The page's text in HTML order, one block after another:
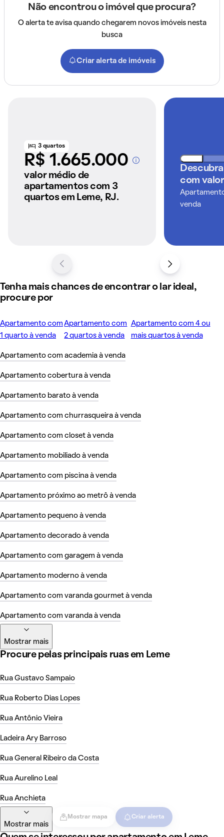
Mostrar mapa Criar alerta
Não encontrou o imóvel que procura?
O alerta te avisa quando chegarem novos imóveis nesta
busca
Criar alerta de imóveis
3 quartos
R$ 1.665.000A partir dos imóveis
valor médio de
apartamentos com 3
quartos em Leme, RJ.
com
venda
Tenha mais chances de encontrar o lar ideal,
procure por
Apartamento com
1 quarto à venda
Apartamento com
2 quartos à venda
Apartamento com 4 ou
mais quartos à venda
Apartamento com academia à venda
Apartamento cobertura à venda
Apartamento barato à venda
Apartamento com churrasqueira à venda
Apartamento com closet à venda
Apartamento mobiliado à venda
Apartamento com piscina à venda
Apartamento próximo ao metrô à venda
Apartamento pequeno à venda
Apartamento decorado à venda
Apartamento com garagem à venda
Apartamento moderno à venda
Apartamento com varanda gourmet à venda
Apartamento com varanda à venda
Mostrar mais
Procure pelas principais ruas em Leme
Rua Gustavo Sampaio
Rua Roberto Dias Lopes
Rua Antônio Vieira
Ladeira Ary Barroso
Rua General Ribeiro da Costa
Rua Aurelino Leal
Rua Anchieta
Mostrar mais